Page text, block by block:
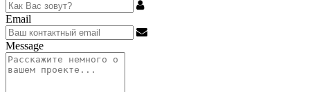
Email
Message